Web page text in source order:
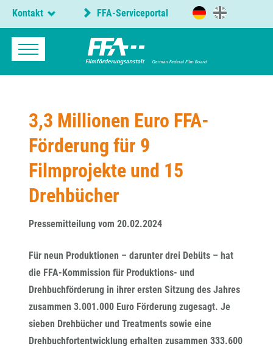
Kontakt FFA-Serviceportal
3,3 Millionen Euro FFA-
Förderung für 9
Filmprojekte und 15
Drehbücher
Pressemitteilung vom 20.02.2024
Für neun Produktionen – darunter drei Debüts – hat
die FFA-Kommission für Produktions- und
Drehbuchförderung in ihrer ersten Sitzung des Jahres
zusammen 3.001.000 Euro Förderung zugesagt. Je
sieben Drehbücher und Treatments sowie eine
Drehbuchfortentwicklung erhalten zusammen 333.600